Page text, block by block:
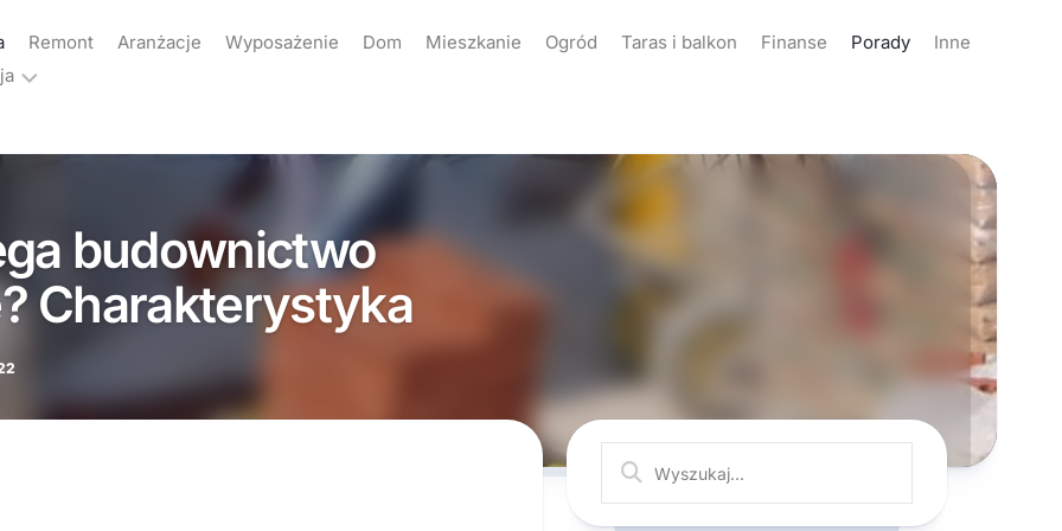
Remont Aranżacje Wyposażenie Dom Mieszkanie Ogród Taras i balkon Finanse Porady
Inne
budownictwo
Charakterystyka